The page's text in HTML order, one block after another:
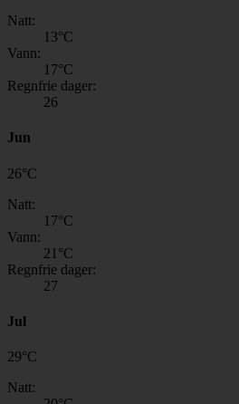
Natt:
13°C
Vann:
17°C
Regnfrie dager:
26
Jun
26°C
Natt:
17°C
Vann:
21 °C
Regnfrie dager:
27
Jul
29°C
Natt: